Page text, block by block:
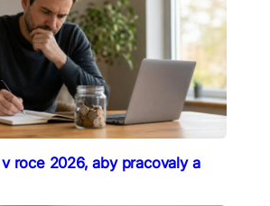
roce 2026, aby pracovaly a